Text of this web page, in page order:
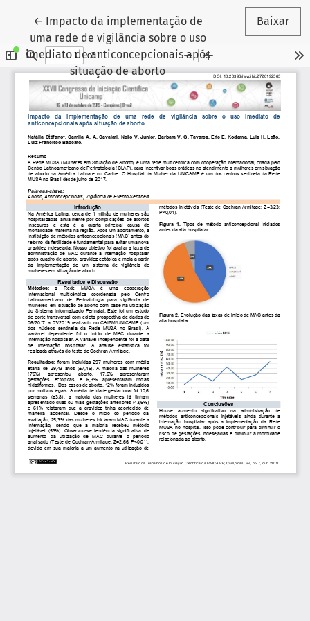
← Voltar aos Detalhes do Artigo
Impacto da implementação de
uma rede de vigilância sobre o uso
imediato de anticoncepcionais após
situação de aborto
Baixar